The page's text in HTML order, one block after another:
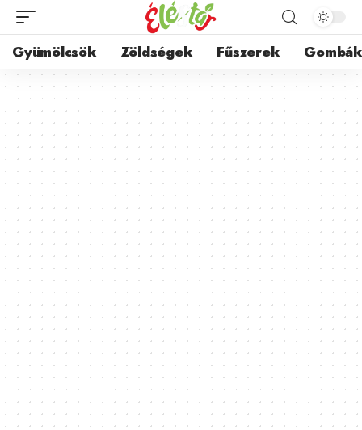
Gyümölcsök Zöldségek Fűszerek Gombák